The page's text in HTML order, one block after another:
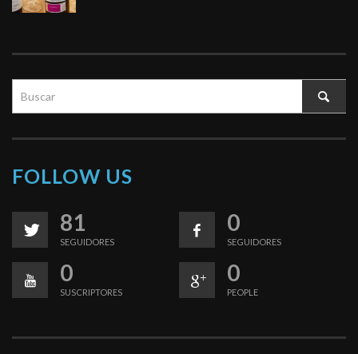
FOLLOW US
81
SEGUIDORES
0
SEGUIDORES
0
SUSCRIPTORES
0
PEOPLE